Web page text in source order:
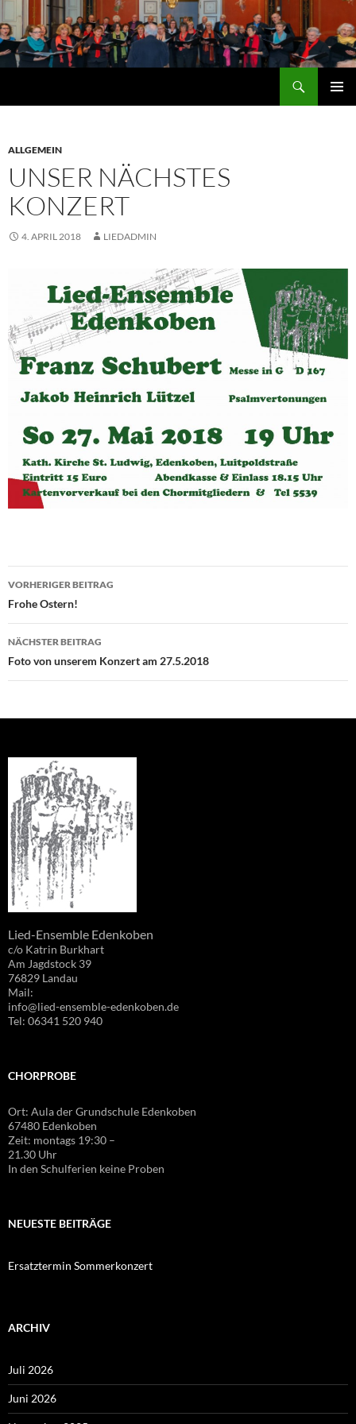
Inhalt
springen
ALLGEMEIN
UNSER NÄCHSTES
KONZERT
4. APRIL 2018 LIEDADMIN
Beitragsnavigation
VORHERIGER BEITRAG
Frohe Ostern!
NÄCHSTER BEITRAG
Foto von unserem Konzert am 27.5.2018
Lied-Ensemble Edenkoben
c/o Katrin Burkhart
Am Jagdstock 39
76829 Landau
Mail:
info@lied-ensemble-edenkoben.de
Tel: 06341 520 940
CHORPROBE
Ort: Aula der Grundschule Edenkoben
67480 Edenkoben
Zeit: montags 19:30 –
21.30 Uhr
In den Schulferien keine Proben
NEUESTE BEITRÄGE
Ersatztermin Sommerkonzert
ARCHIV
Juli 2026
Juni 2026